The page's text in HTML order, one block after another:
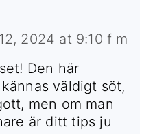
2024 at 9:10 f m
Den här
väldigt söt,
men om man
är ditt tips ju